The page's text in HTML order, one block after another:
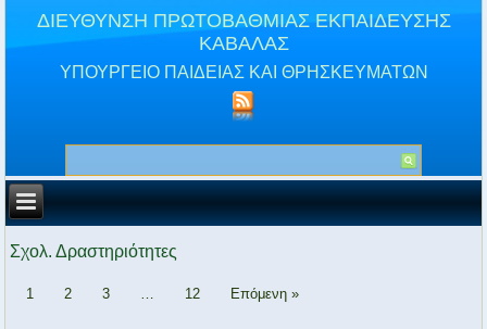
ΔΙΕΥΘΥΝΣΗ ΠΡΩΤΟΒΑΘΜΙΑΣ ΕΚΠΑΙΔΕΥΣΗΣ
ΚΑΒΑΛΑΣ
ΥΠΟΥΡΓΕΙΟ ΠΑΙΔΕΙΑΣ ΚΑΙ ΘΡΗΣΚΕΥΜΑΤΩΝ
Σχολ. Δραστηριότητες
1 2 3 12 Επόμενη »